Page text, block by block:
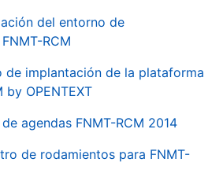
del entorno de
RCM
de implantación de la plataforma
by OPENTEXT
agendas FNMT-RCM 2014
de rodamientos para FNMT-